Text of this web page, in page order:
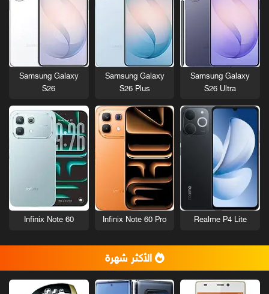
Samsung Galaxy
S26 Ultra
Samsung Galaxy
S26 Plus
Samsung Galaxy
S26
Realme P4 Lite
Infinix Note 60 Pro
Infinix Note 60
الأكثر شهرة